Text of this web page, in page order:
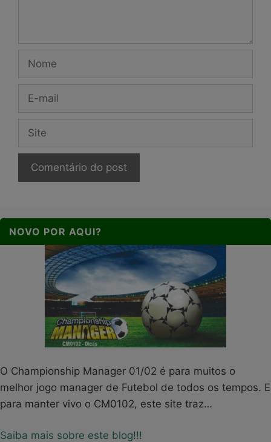
Nome
Site
NOVO POR AQUI?
O Championship Manager 01/02 é para muitos o
melhor jogo manager de Futebol de todos os tempos. E
para manter vivo o CM0102, este site traz…
Saiba mais sobre este blog!!!